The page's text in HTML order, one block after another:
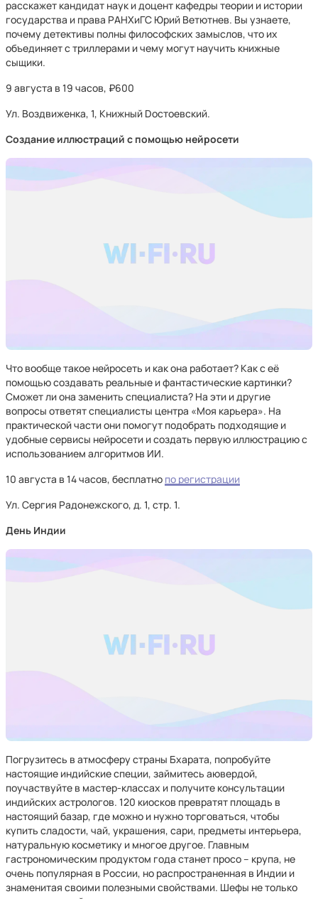
расскажет кандидат наук и доцент кафедры теории и истории
государства и права РАНХиГС Юрий Ветютнев. Вы узнаете,
почему детективы полны философских замыслов, что их
объединяет с триллерами и чему могут научить книжные
сыщики.
9 августа в 19 часов, ₽600
Ул. Воздвиженка, 1, Книжный Dостоевский.
Создание иллюстраций с помощью нейросети
Что вообще такое нейросеть и как она работает? Как с её
помощью создавать реальные и фантастические картинки?
Сможет ли она заменить специалиста? На эти и другие
вопросы ответят специалисты центра «Моя карьера». На
практической части они помогут подобрать подходящие и
удобные сервисы нейросети и создать первую иллюстрацию с
использованием алгоритмов ИИ.
10 августа в 14 часов, бесплатно по регистрации
Ул. Сергия Радонежского, д. 1, стр. 1.
День Индии
Погрузитесь в атмосферу страны Бхарата, попробуйте
настоящие индийские специи, займитесь аювердой,
поучаствуйте в мастер-классах и получите консультации
индийских астрологов. 120 киосков превратят площадь в
настоящий базар, где можно и нужно торговаться, чтобы
купить сладости, чай, украшения, сари, предметы интерьера,
натуральную косметику и многое другое. Главным
гастрономическим продуктом года станет просо – крупа, не
очень популярная в России, но распространенная в Индии и
знаменитая своими полезными свойствами. Шефы не только